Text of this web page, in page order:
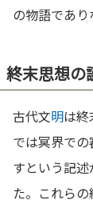
の物語であ
終末思想
古代文明は終
では冥界での
すという記述
た。これら